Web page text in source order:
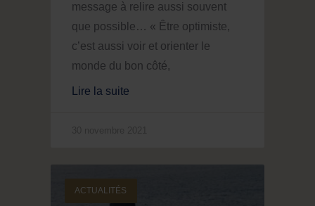
message à relire aussi souvent
que possible… « Être optimiste,
c’est aussi voir et orienter le
monde du bon côté,
Lire la suite
ACTUALITÉS